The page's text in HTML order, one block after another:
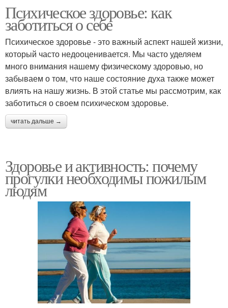
Психическое здоровье: как
заботиться о себе
Психическое здоровье - это важный аспект нашей жизни,
который часто недооценивается. Мы часто уделяем
много внимания нашему физическому здоровью, но
забываем о том, что наше состояние духа также может
влиять на нашу жизнь. В этой статье мы рассмотрим, как
заботиться о своем психическом здоровье.
читать дальше →
Здоровье и активность: почему
прогулки необходимы пожилым
людям